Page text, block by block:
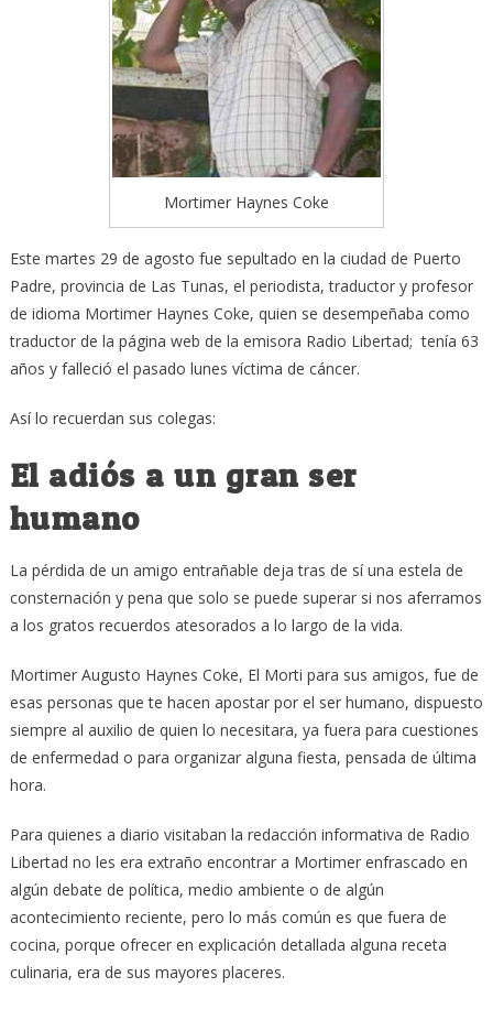
Mortimer Haynes Coke
Este martes 29 de agosto fue sepultado en la ciudad de Puerto
Padre, provincia de Las Tunas, el periodista, traductor y profesor
de idioma Mortimer Haynes Coke, quien se desempeñaba como
traductor de la página web de la emisora Radio Libertad; tenía 63
años y falleció el pasado lunes víctima de cáncer.
Así lo recuerdan sus colegas:
El adiós a un gran ser
humano
La pérdida de un amigo entrañable deja tras de sí una estela de
consternación y pena que solo se puede superar si nos aferramos
a los gratos recuerdos atesorados a lo largo de la vida.
Mortimer Augusto Haynes Coke, El Morti para sus amigos, fue de
esas personas que te hacen apostar por el ser humano, dispuesto
siempre al auxilio de quien lo necesitara, ya fuera para cuestiones
de enfermedad o para organizar alguna fiesta, pensada de última
hora.
Para quienes a diario visitaban la redacción informativa de Radio
Libertad no les era extraño encontrar a Mortimer enfrascado en
algún debate de política, medio ambiente o de algún
acontecimiento reciente, pero lo más común es que fuera de
cocina, porque ofrecer en explicación detallada alguna receta
culinaria, era de sus mayores placeres.